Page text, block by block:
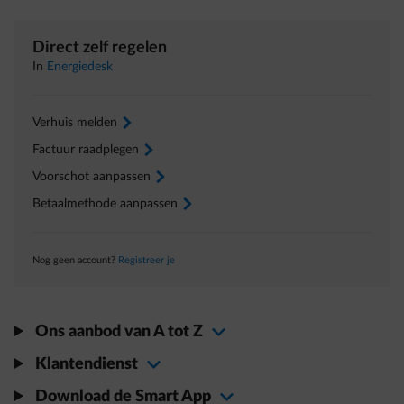
Direct zelf regelen
In Energiedesk
Verhuis melden arrow-right
Factuur raadplegen arrow-right
Voorschot aanpassen arrow-right
Betaalmethode aanpassen arrow-right
Nog geen account? Registreer je
Ons aanbod van A tot Z
Klantendienst
Download de Smart App